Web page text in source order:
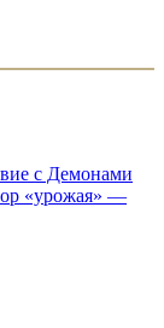
с Демонами
«урожая» —